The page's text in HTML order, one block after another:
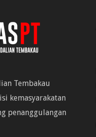
Tembakau
kemasyarakatan
penanggulangan